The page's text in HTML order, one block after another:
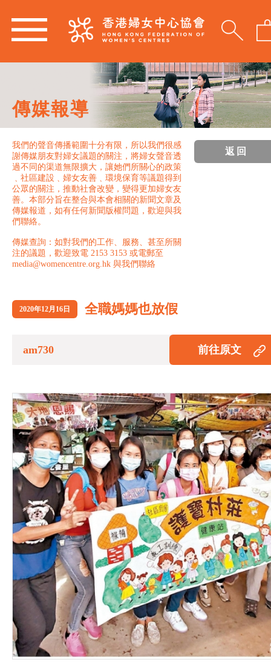
傳媒報導
我們的聲音傳播範圍十分有限，所以我們很感
謝傳媒朋友對婦女議題的關注，將婦女聲音透
過不同的渠道無限擴大，讓她們所關心的政策
﹑社區建設﹑婦女友善﹑環境保育等議題得到
公眾的關注，推動社會改變，變得更加婦女友
善。本部分旨在整合與本會相關的新聞文章及
傳媒報道，如有任何新聞版權問題，歡迎與我
們聯絡。
傳媒查詢：如對我們的工作、服務、甚至所關
注的議題，歡迎致電 2153 3153 或電郵至
media@womencentre.org.hk 與我們聯絡
返回
2020年12月16日 全職媽媽也放假
am730 前往原文